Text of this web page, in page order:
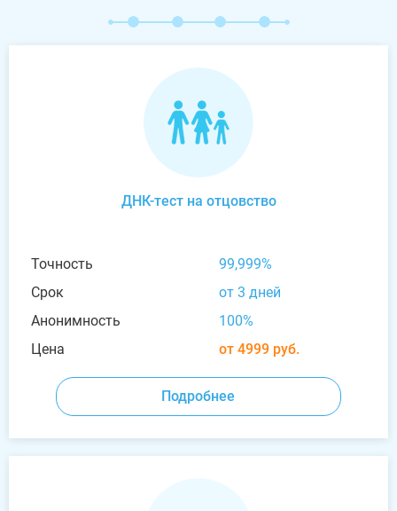
ДНК-тест на отцовство
Точность
99,999%
Срок
от 3 дней
Анонимность
100%
Цена
от 4999 руб.
Подробнее